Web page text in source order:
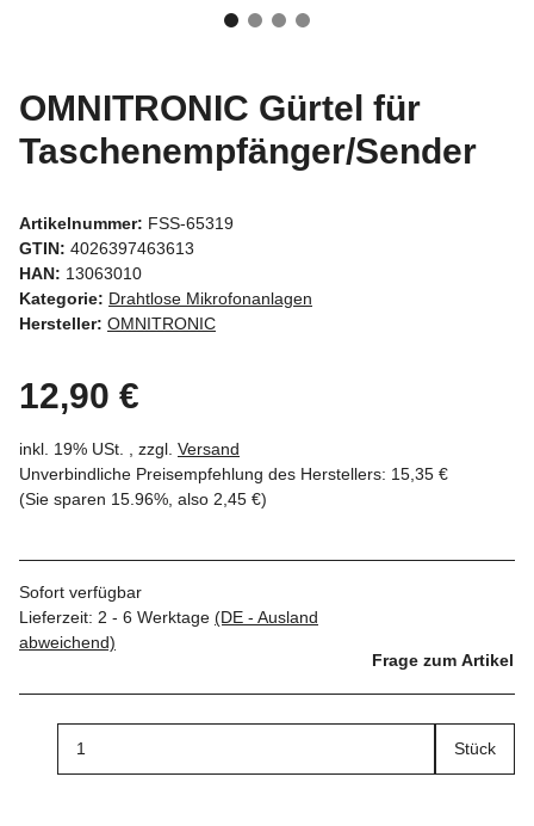
OMNITRONIC Gürtel für
Taschenempfänger/Sender
Artikelnummer: FSS-65319
GTIN: 4026397463613
HAN: 13063010
Kategorie: Drahtlose Mikrofonanlagen
Hersteller: OMNITRONIC
12,90 €
inkl. 19% USt. , zzgl. Versand
Unverbindliche Preisempfehlung des Herstellers: 15,35 €
(Sie sparen 15.96% , also 2,45 €)
Sofort verfügbar
Lieferzeit: 2 - 6 Werktage (DE - Ausland
abweichend)
Frage zum Artikel
Stück